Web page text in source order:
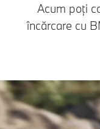
Acum poți
încărcare cu